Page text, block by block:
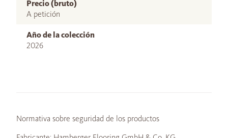
Precio (bruto)
A petición
Año de la colección
2026
Normativa sobre seguridad de los productos